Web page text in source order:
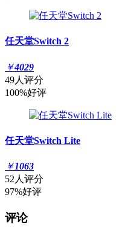
任天堂Switch 2
￥4029
49人评分
100%好评
任天堂Switch Lite
￥1063
52人评分
97%好评
评论